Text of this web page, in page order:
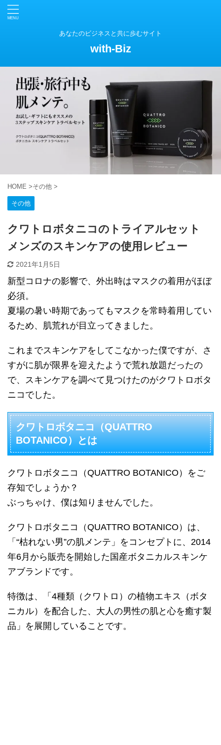
あなたのビジネスと共に歩むサイト
with-Biz
HOME >その他 >
その他
クワトロボタニコのトライアルセット
メンズのスキンケアの使用レビュー
2021年1月5日
新型コロナの影響で、外出時はマスクの着用がほぼ
必須。
夏場の暑い時期であってもマスクを常時着用してい
るため、肌荒れが目立ってきました。
これまでスキンケアをしてこなかった僕ですが、さ
すがに肌が限界を迎えたようで荒れ放題だったの
で、スキンケアを調べて見つけたのがクワトロボタ
ニコでした。
クワトロボタニコ（QUATTRO
BOTANICO）とは
クワトロボタニコ（QUATTRO BOTANICO）をご
存知でしょうか？
ぶっちゃけ、僕は知りませんでした。
クワトロボタニコ（QUATTRO BOTANICO）は、
「“枯れない男”の肌メンテ」をコンセプトに、2014
年6月から販売を開始した国産ボタニカルスキンケ
アブランドです。
特徴は、「4種類（クワトロ）の植物エキス（ボタ
ニカル）を配合した、大人の男性の肌と心を癒す製
品」を展開していることです。